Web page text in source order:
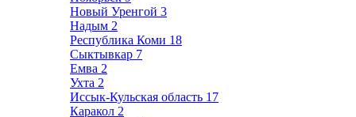
Новый Уренгой 3
Надым 2
Республика Коми 18
Сыктывкар 7
Емва 2
Ухта 2
Иссык-Кульская область 17
Каракол 2